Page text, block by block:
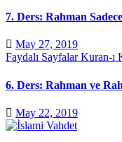
7. Ders: Rahman
May 27, 2019
Faydalı SayfalarKuran-ı
6. Ders: Rahman ve
May 22, 2019